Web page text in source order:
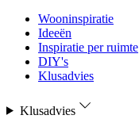
Wooninspiratie
Ideeën
Inspiratie per ruimte
DIY's
Klusadvies
Klusadvies